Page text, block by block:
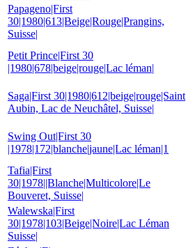
Papageno|First
30|1980|613|Beige|Rouge|Prangins,
Suisse|
Petit Prince|First 30
|1980|678|beige|rouge|Lac léman|
Saga|First 30|1980|612|beige|rouge|Saint
Aubin, Lac de Neuchâtel, Suisse|
Swing Out|First 30
|1978|172|blanche|jaune|Lac léman|1
Tafia|First
30|1978||Blanche|Multicolore|Le
Bouveret, Suisse|
Walewska|First
30|1978|103|Beige|Noire|Lac Léman
Suisse|